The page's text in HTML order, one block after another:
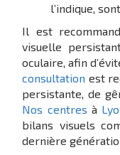
l’indique,
Il est
visuelle
oculaire, afin
consultation est
persistante, de
Nos centres à
bilans visuels
dernière